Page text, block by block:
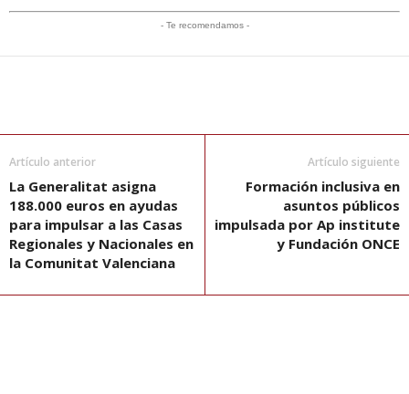
- Te recomendamos -
Artículo anterior
La Generalitat asigna
188.000 euros en ayudas
para impulsar a las Casas
Regionales y Nacionales en
la Comunitat Valenciana
Artículo siguiente
Formación inclusiva en
asuntos públicos
impulsada por Ap institute
y Fundación ONCE